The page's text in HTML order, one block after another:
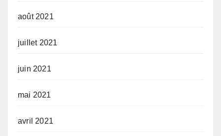
août 2021
juillet 2021
juin 2021
mai 2021
avril 2021